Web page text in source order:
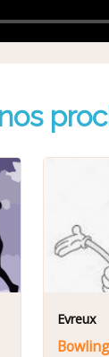
Evreux